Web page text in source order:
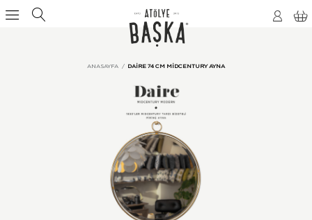
ANASAYFA DAIRE 74 CM MIDCENTURY AYNA